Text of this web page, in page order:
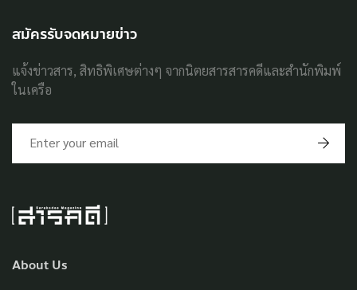
About Us
สมัครรับจดหมายข่าว
แจ้งข่าวสาร, สิทธิพิเศษต่างๆ จากนิตยสารสารคดีและสำนักพิมพ์
ในเครือ